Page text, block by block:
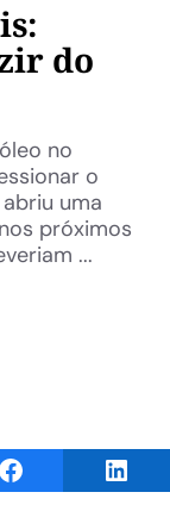
do
no
o
uma
próximos
...
Share on Facebook